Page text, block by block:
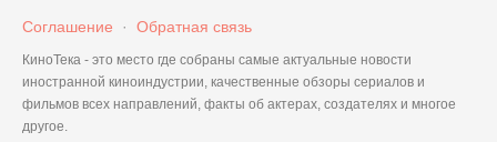
Соглашение · Обратная связь
КиноТека - это место где собраны самые актуальные новости
иностранной киноиндустрии, качественные обзоры сериалов и
фильмов всех направлений, факты об актерах, создателях и многое
другое.